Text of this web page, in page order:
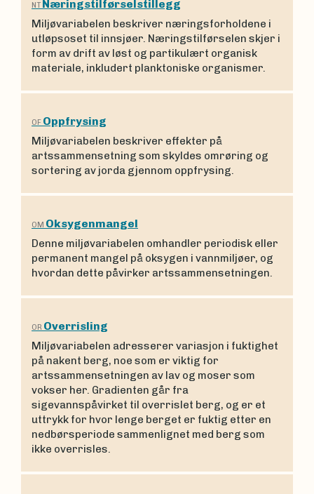
NT Næringstilførselstillegg
Miljøvariabelen beskriver næringsforholdene i
utløpsoset til innsjøer. Næringstilførselen skjer i
form av drift av løst og partikulært organisk
materiale, inkludert planktoniske organismer.
OF Oppfrysing
Miljøvariabelen beskriver effekter på
artssammensetning som skyldes omrøring og
sortering av jorda gjennom oppfrysing.
OM Oksygenmangel
Denne miljøvariabelen omhandler periodisk eller
permanent mangel på oksygen i vannmiljøer, og
hvordan dette påvirker artssammensetningen.
OR Overrisling
Miljøvariabelen adresserer variasjon i fuktighet
på nakent berg, noe som er viktig for
artssammensetningen av lav og moser som
vokser her. Gradienten går fra
sigevannspåvirket til overrislet berg, og er et
uttrykk for hvor lenge berget er fuktig etter en
nedbørsperiode sammenlignet med berg som
ikke overrisles.